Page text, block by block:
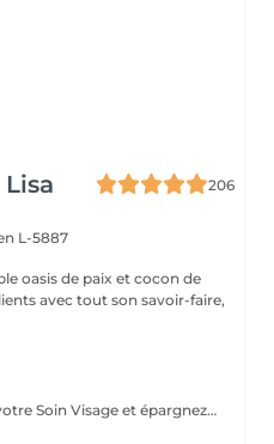
206
L-5887
oasis de paix et cocon de
avec tout son savoir-faire,
Ajoutez une épilation visage à votre Soin Visage et épargnez -3